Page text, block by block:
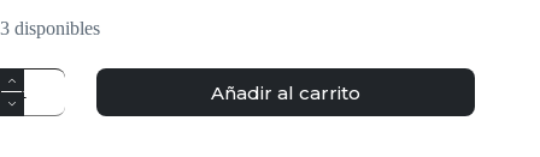
3 disponibles
Añadir al carrito